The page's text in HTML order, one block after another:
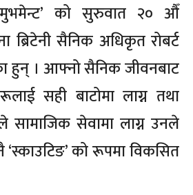
मुभमेन्ट’ को सुरुवात २० औँ
ब्रिटेनी सैनिक अधिकृत रोबर्ट
हुन् । आफ्नो सैनिक जीवनबाट
सही बाटोमा लाग्न तथा
सामाजिक सेवामा लाग्न उनले
को रूपमा विकसित